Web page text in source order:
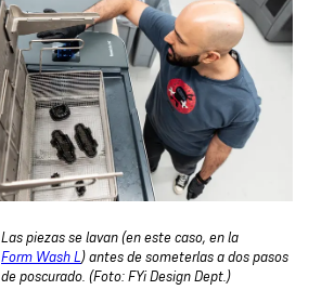
Las piezas se lavan (en este caso, en la
Form Wash L) antes de someterlas a dos pasos
de poscurado. (Foto: FYi Design Dept.)